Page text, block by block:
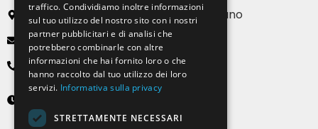
Via Emilia, 13 20090 Buccinasco – Milano
info@solartendemilano.it
+ 39 0239 931 187
Lunedì-Venerdì
8:30 - 12:30 e 14:00 - 18:00
traffico. Condividiamo inoltre informazioni
sul tuo utilizzo del nostro sito con i nostri
partner pubblicitari e di analisi che
potrebbero combinarle con altre
informazioni che hai fornito loro o che
hanno raccolto dal tuo utilizzo dei loro
servizi. Informativa sulla privacy
STRETTAMENTE NECESSARI